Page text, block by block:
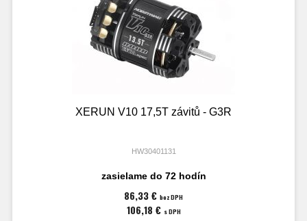
XERUN V10 17,5T závitů - G3R
HW30401131
zasielame do 72 hodín
86,33 € bez DPH
106,18 € s DPH